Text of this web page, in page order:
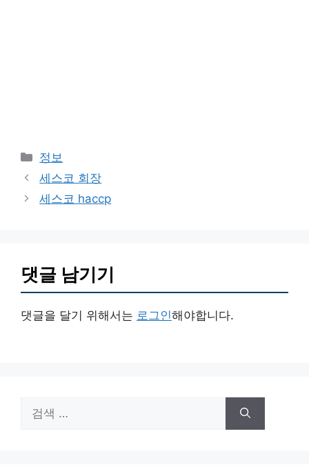
카
테
리
정보
세스코 회장
세스코 haccp
댓글 남기기
댓글을 달기 위해서는 로그인해야합니다.
색: